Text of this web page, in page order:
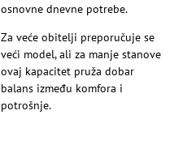
osnovne dnevne potrebe.
Za veće obitelji preporučuje se
veći model, ali za manje stanove
ovaj kapacitet pruža dobar
balans između komfora i
potrošnje.